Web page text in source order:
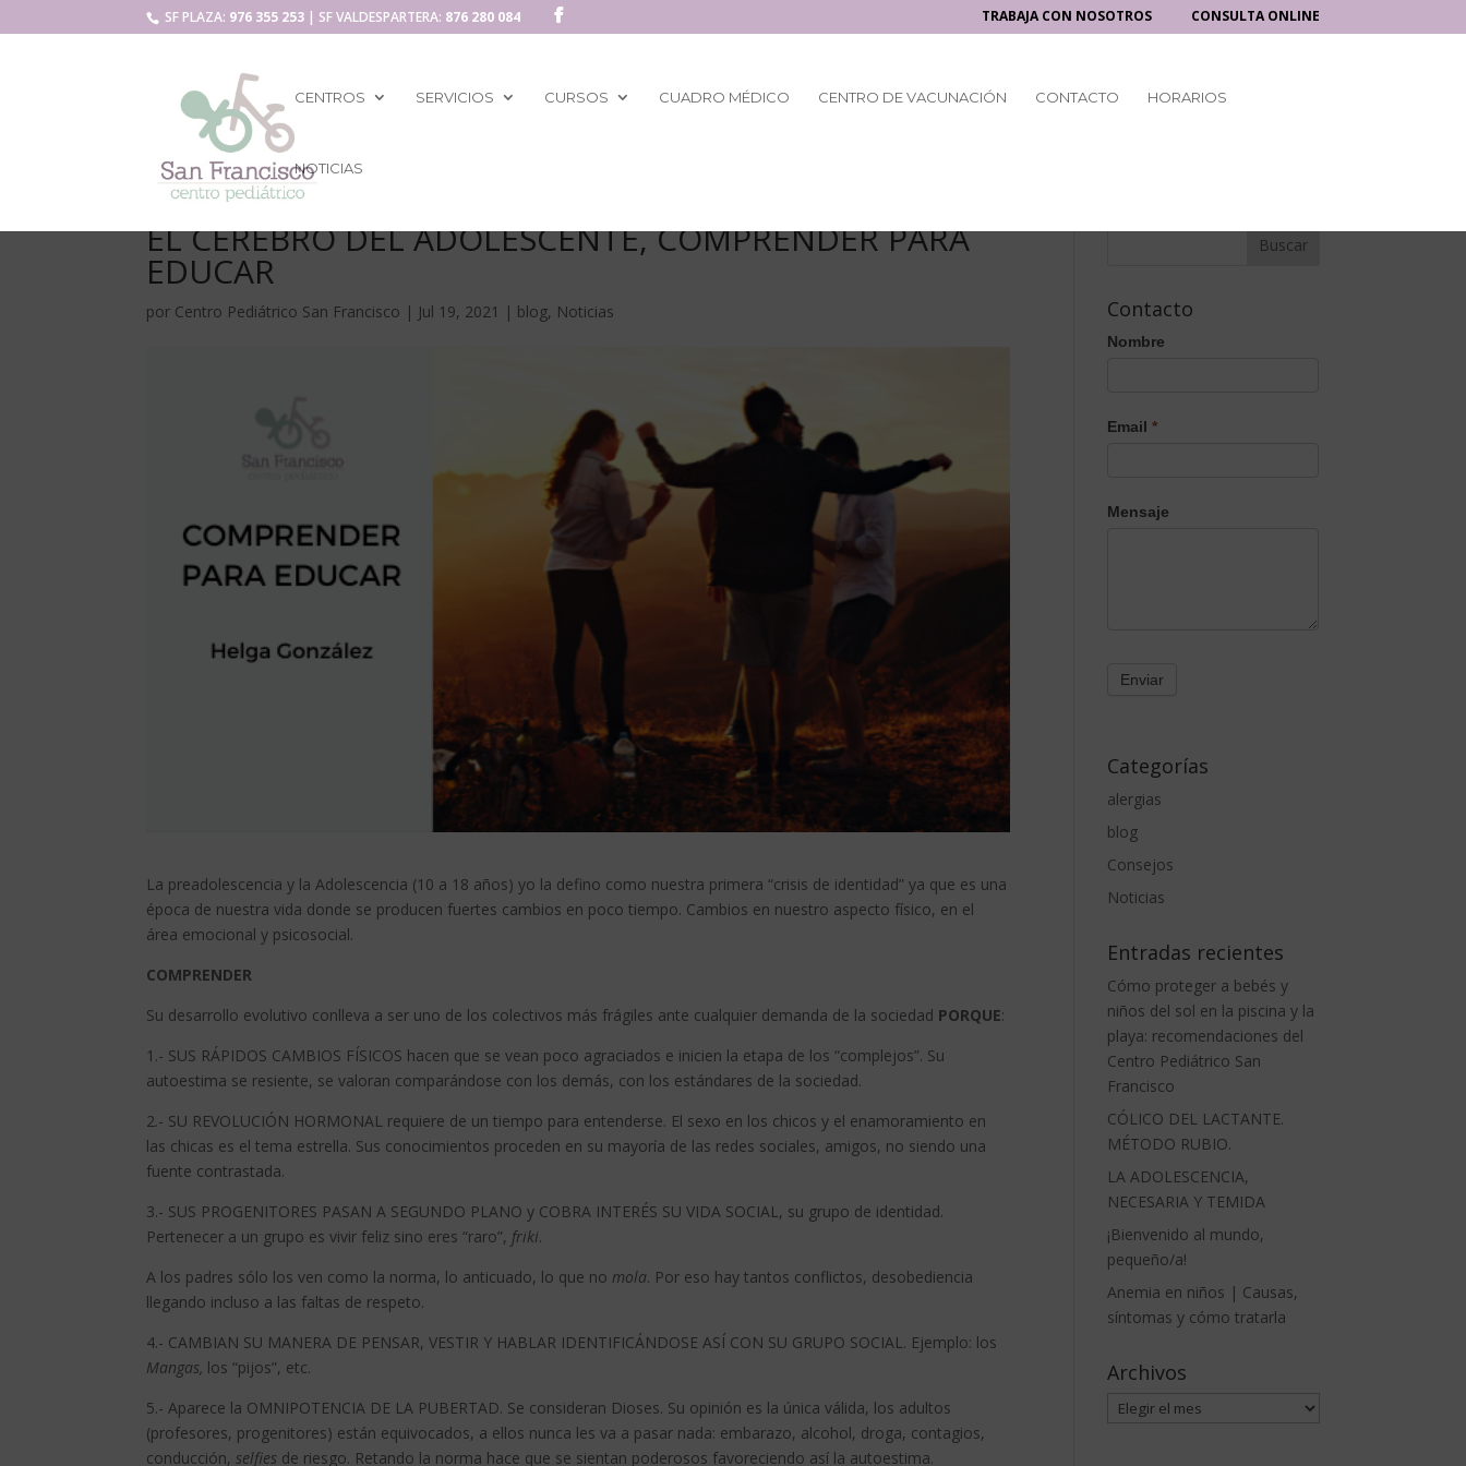
SF PLAZA: 976 355 253 | SF VALDESPARTERA: 876 280 084 TRABAJA CON NOSOTROS CONSULTA ONLINE
CENTROS SERVICIOS CURSOS CUADRO MÉDICO CENTRO DE VACUNACIÓN CONTACTO HORARIOS
NOTICIAS
EL CEREBRO DEL ADOLESCENTE, COMPRENDER PARA
EDUCAR
por Centro Pediátrico San Francisco | Jul 19, 2021 | blog, Noticias
La preadolescencia y la Adolescencia (10 a 18 años) yo la defino como nuestra primera “crisis de identidad” ya que es una
época de nuestra vida donde se producen fuertes cambios en poco tiempo. Cambios en nuestro aspecto físico, en el
área emocional y psicosocial.
COMPRENDER
Su desarrollo evolutivo conlleva a ser uno de los colectivos más frágiles ante cualquier demanda de la sociedad PORQUE:
1.- SUS RÁPIDOS CAMBIOS FÍSICOS hacen que se vean poco agraciados e inicien la etapa de los “complejos”. Su
autoestima se resiente, se valoran comparándose con los demás, con los estándares de la sociedad.
2.- SU REVOLUCIÓN HORMONAL requiere de un tiempo para entenderse. El sexo en los chicos y el enamoramiento en
las chicas es el tema estrella. Sus conocimientos proceden en su mayoría de las redes sociales, amigos, no siendo una
fuente contrastada.
3.- SUS PROGENITORES PASAN A SEGUNDO PLANO y COBRA INTERÉS SU VIDA SOCIAL, su grupo de identidad.
Pertenecer a un grupo es vivir feliz sino eres “raro”, friki.
A los padres sólo los ven como la norma, lo anticuado, lo que nomola. Por eso hay tantos conflictos, desobediencia
llegando incluso a las faltas de respeto.
4.- CAMBIAN SU MANERA DE PENSAR, VESTIR Y HABLAR IDENTIFICÁNDOSE ASÍ CON SU GRUPO SOCIAL. Ejemplo: los
Mangas, los “pijos”, etc.
5.- Aparece la OMNIPOTENCIA DE LA PUBERTAD. Se consideran Dioses. Su opinión es la única válida, los adultos
(profesores, progenitores) están equivocados, a ellos nunca les va a pasar nada: embarazo, alcohol, droga, contagios,
conducción,selfies de riesgo. Retando la norma hace que se sientan poderosos favoreciendo así la autoestima.
Contacto
Nombre
Email*
Mensaje
Categorías
alergias
blog
Consejos
Noticias
Entradas recientes
Cómo proteger a bebés y
niños del sol en la piscina y la
playa: recomendaciones del
Centro Pediátrico San
Francisco
CÓLICO DEL LACTANTE.
MÉTODO RUBIO.
LA ADOLESCENCIA,
NECESARIA Y TEMIDA
¡Bienvenido al mundo,
pequeño/a!
Anemia en niños | Causas,
síntomas y cómo tratarla
Archivos
Archivos